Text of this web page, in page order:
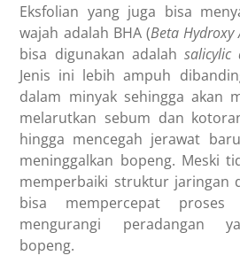
Eksfolian yang juga bisa
wajah adalah BHA (Beta Hydroxy
bisa digunakan adalah
Jenis ini lebih ampuh
dalam minyak sehingga akan
melarutkan sebum dan
hingga mencegah jerawat
meninggalkan bopeng. Meski
memperbaiki struktur jaringan
bisa mempercepat proses
mengurangi peradangan
bopeng.